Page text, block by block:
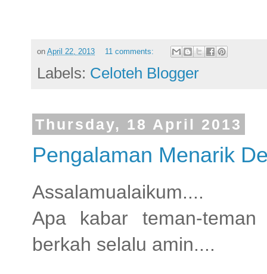
on April 22, 2013 11 comments:
Labels: Celoteh Blogger
Thursday, 18 April 2013
Pengalaman Menarik
Assalamualaikum....
Apa kabar teman-
berkah selalu amin....